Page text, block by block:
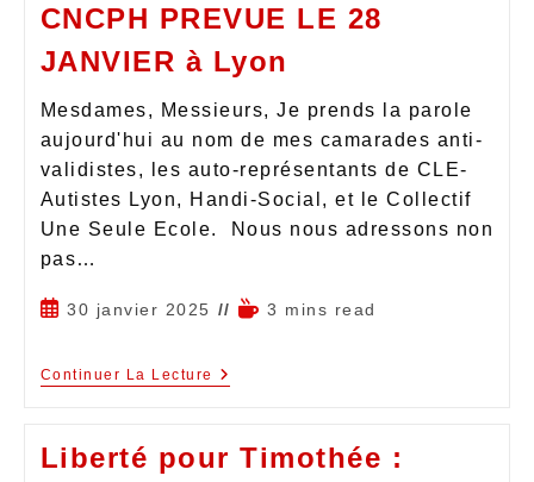
CNCPH PREVUE LE 28
JANVIER à Lyon
Mesdames, Messieurs, Je prends la parole
aujourd'hui au nom de mes camarades anti-
validistes, les auto-représentants de CLE-
Autistes Lyon, Handi-Social, et le Collectif
Une Seule Ecole. Nous nous adressons non
pas…
30 janvier 2025 3 mins read
Continuer La Lecture
Liberté pour Timothée :